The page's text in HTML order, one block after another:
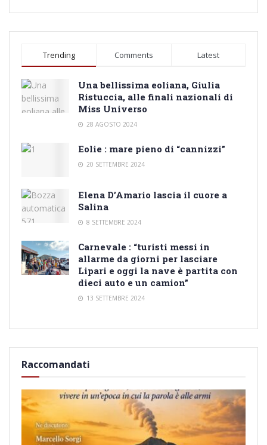
Trending Comments Latest
Una bellissima eoliana, Giulia
Ristuccia, alle finali nazionali di
Miss Universo
28 AGOSTO 2024
Eolie : mare pieno di “cannizzi”
20 SETTEMBRE 2024
Elena D’Amario lascia il cuore a
Salina
8 SETTEMBRE 2024
Carnevale : “turisti messi in
allarme da giorni per lasciare
Lipari e oggi la nave è partita con
dieci auto e un camion”
13 SETTEMBRE 2024
Raccomandati